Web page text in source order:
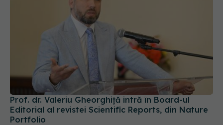
Prof. dr. Valeriu Gheorghiță intră în Board-ul
Editorial al revistei Scientific Reports, din Nature
Portfolio